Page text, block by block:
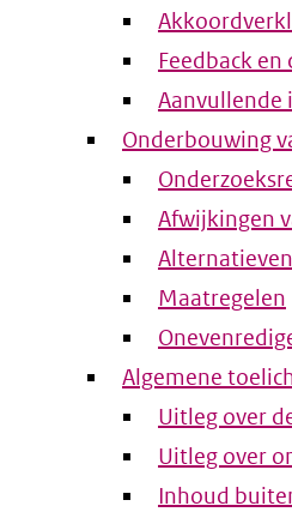
Feedback
Aanvullende
Onderbouwing
Afwijkingen
Alternatieven
Maatregelen
Algemene
Uitleg over
Uitleg over
Inhoud